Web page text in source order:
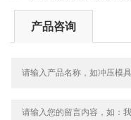
产品咨询